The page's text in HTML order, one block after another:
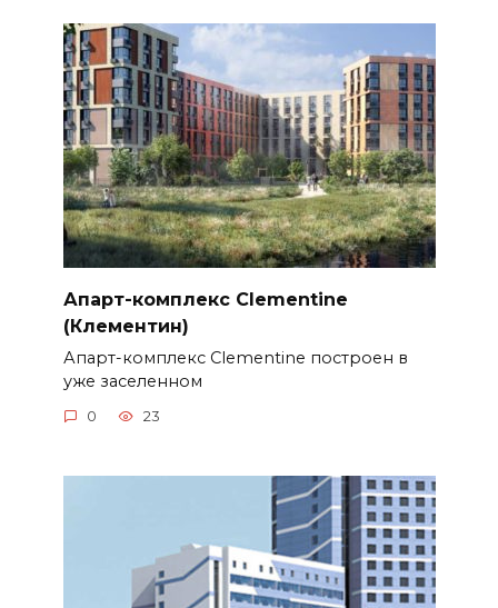
Апарт-комплекс Clementine
(Клементин)
Апарт-комплекс Clementine построен в
уже заселенном
0 23